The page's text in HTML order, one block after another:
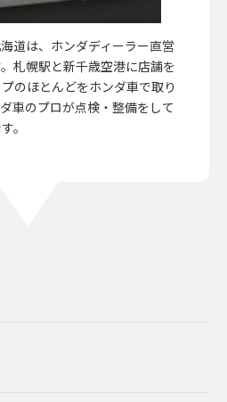
道は、ホンダディーラー直営
札幌駅と新千歳空港に店舗を
のほとんどをホンダ車で取り
車のプロが点検・整備をして
。